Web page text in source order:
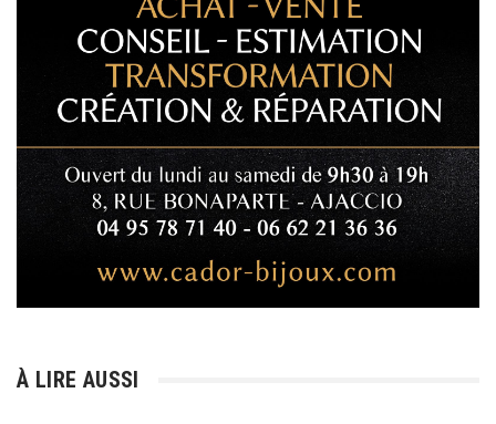
À LIRE AUSSI